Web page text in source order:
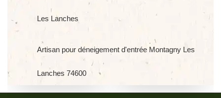
Les Lanches
Artisan pour déneigement d'entrée Montagny Les
Lanches 74600